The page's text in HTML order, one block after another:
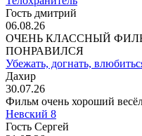
Гость дмитрий
06.08.26
ОЧЕНЬ КЛАССНЫЙ
ПОНРАВИЛСЯ
Убежать, догнать,
Дахир
30.07.26
Фильм очень хороший
Невский 8
Гость Сергей